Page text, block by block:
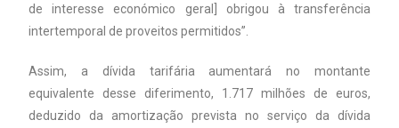
de interesse económico geral] obrigou à transferência
intertemporal de proveitos permitidos”.
Assim, a dívida tarifária aumentará no montante
equivalente desse diferimento, 1.717 milhões de euros,
deduzido da amortização prevista no serviço da dívida